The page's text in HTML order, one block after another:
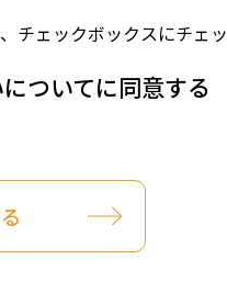
チェックボックスにチェ
ついてに同意する